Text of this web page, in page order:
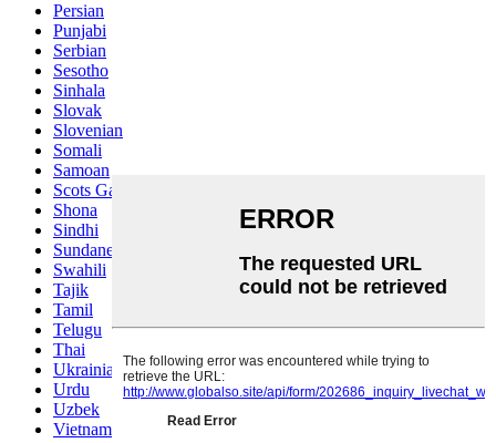
Persian
Punjabi
Serbian
Sesotho
Sinhala
Slovak
Slovenian
Somali
Samoan
Scots Gaelic
Shona
Sindhi
Sundanese
Swahili
Tajik
Tamil
Telugu
Thai
Ukrainian
Urdu
Uzbek
Vietnamese